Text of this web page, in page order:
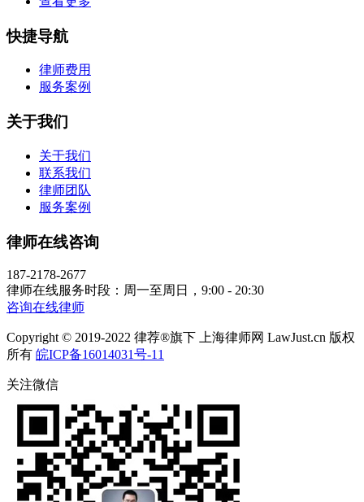
快捷导航
律师费用
服务案例
关于我们
关于我们
联系我们
律师团队
服务案例
律师在线咨询
187-2178-2677
律师在线服务时段：周一至周日，9:00 - 20:30
咨询在线律师
Copyright © 2019-2022 律荐®旗下 上海律师网 LawJust.cn 版权
所有 皖ICP备16014031号-11
关注微信